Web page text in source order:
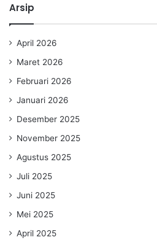
Arsip
April 2026
Maret 2026
Februari 2026
Januari 2026
Desember 2025
November 2025
Agustus 2025
Juli 2025
Juni 2025
Mei 2025
April 2025